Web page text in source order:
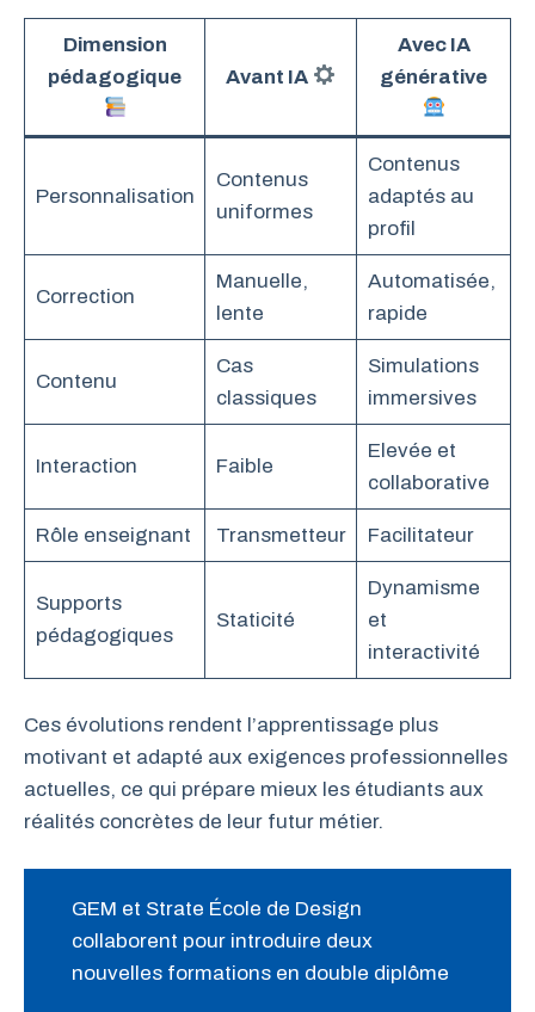
Dimension
pédagogique
Avant IA
Avec IA
générative
Personnalisation
Contenus
uniformes
Contenus
adaptés au
profil
Correction
Manuelle,
lente
Automatisée,
rapide
Contenu
Cas
classiques
Simulations
immersives
Interaction Faible
Elevée et
collaborative
Rôle enseignant Transmetteur Facilitateur
Supports
pédagogiques
Staticité
Dynamisme
et
interactivité
Ces évolutions rendent l’apprentissage plus
motivant et adapté aux exigences professionnelles
actuelles, ce qui prépare mieux les étudiants aux
réalités concrètes de leur futur métier.
GEM et Strate École de Design
collaborent pour introduire deux
nouvelles formations en double diplôme